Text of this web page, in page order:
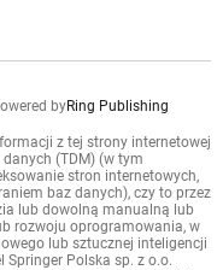
byRing Publishing
z tej strony internetowej
(TDM) (w tym
stron internetowych,
baz danych), czy to przez
lub dowolną manualną lub
rozwoju oprogramowania, w
lub sztucznej inteligencji
Springer Polska sp. z o.o.